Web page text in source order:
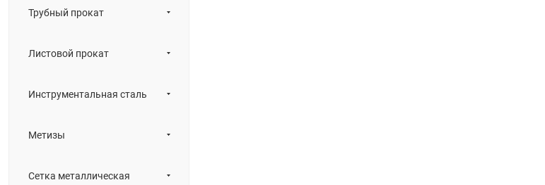
Трубный прокат
Листовой прокат
Инструментальная сталь
Метизы
Сетка металлическая